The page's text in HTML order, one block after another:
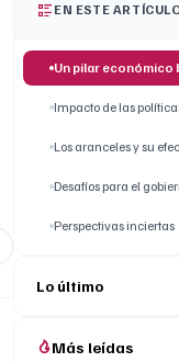
EN ESTE
Un pilar económico
Impacto de las
Los aranceles y su
Desafíos para el
Perspectivas inciertas
Lo último
Más leídas